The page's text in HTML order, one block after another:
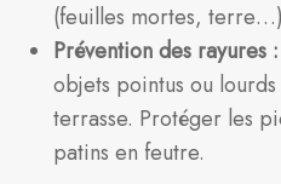
(feuilles mortes,
Prévention des rayures :
objets pointus ou
terrasse. Protéger les
patins en feutre.